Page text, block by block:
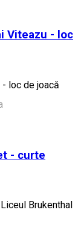
Viteazu - loc
loc de joacă
- curte
Brukenthal